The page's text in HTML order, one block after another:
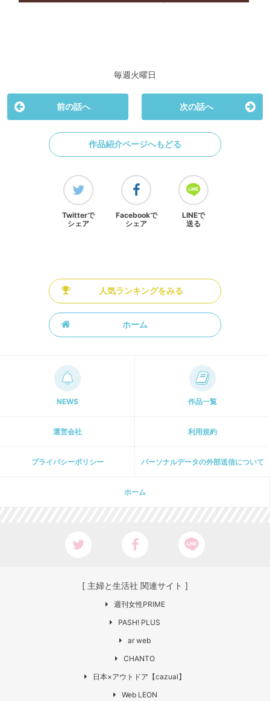
毎週火曜日
前の話へ 次の話へ
作品紹介ページへもどる
Twitterで
シェア
Facebookで
シェア
LINEで
送る
人気ランキングをみる
ホーム
NEWS 作品一覧
運営会社 利用規約
プライパシーポリシー パーソナルデータの外部送信について
ホーム
[ 主婦と生活社 関連サイト ]
週刊女性PRIME
PASH! PLUS
ar web
CHANTO
日本×アウトドア【cazual】
Web LEON